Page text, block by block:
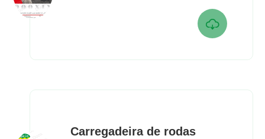

Carregadeira de rodas